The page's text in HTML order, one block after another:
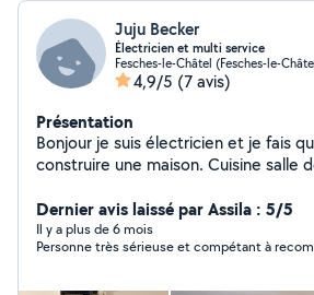
Juju Becker
Électricien et multi service
Fesches-le-Châtel (Fesches-le-
4,9/5 (7 avis)
Présentation
Bonjour je suis électricien et je fais
construire une maison. Cuisine salle de bain
Dernier avis laissé par Assila : 5/5
Il y a plus de 6 mois
Personne très sérieuse et compétant à